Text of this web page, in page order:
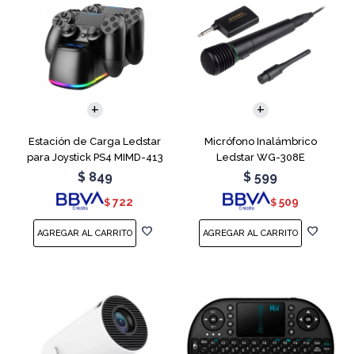
Estación de Carga Ledstar
para Joystick PS4 MIMD-413
RGB
$ 849
$ 722
Micrófono Inalámbrico
Ledstar WG-308E
$ 599
$ 509